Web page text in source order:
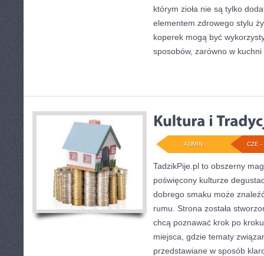
którym zioła nie są tylko
elementem zdrowego stylu
koperek mogą być
sposobów, zarówno w
CZE -
ADMIN
TadzikPije.pl to obszerny
poświęcony kulturze
dobrego smaku może
rumu. Strona została
chcą poznawać krok po
miejsca, gdzie tematy
przedstawiane w sposób